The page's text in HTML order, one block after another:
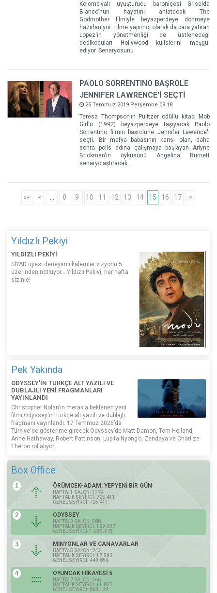
Kolombiyalı uyuşturucu baroniçesi Griselda
Blanco'nun hayatını anlatacak The
Godmother filmiyle beyazperdeye dönmeye
hazırlanıyor. Filme yapımcı olarak da para yatıran
Lopez'in yönetmenliği de üstleneceği
dedikoduları Hollywood kulislerini meşgul
ediyor. Senaryosunu
PAOLO SORRENTINO BAŞROLE
JENNIFER LAWRENCE'İ SEÇTİ
25 Temmuz 2019 Perşembe 09:18
Teresa Thompson'ın Pulitzer ödüllü kitabı Mob
Girl'ü (1992) beyazperdeye taşıyacak Paolo
Sorrentino filmin başrolüne Jennifer Lawence'i
seçti. Bir mafya babasının karısı olan, daha
sonra polis adına çalışmaya başlayan Arlyne
Brickman'ın öyküsünü Angelina Burnett
senaryolaştıracak.
«« « 8 9 10 11 12 13 14 15 16 17 »
Yıldızlı Pekiyi
YILDIZLI PEKİYİ
SİYAD üyesi deneyimli kalemler vizyonu 5
üzerinden notluyor... Yıldızlı Pekiyi, her hafta
sizinle!
Pek Yakında
ODYSSEY'İN TÜRKÇE ALT YAZILI VE
DUBLAJLI YENİ FRAGMANLARI
YAYINLANDI
Christopher Nolan’ın merakla beklenen yeni
filmi Odyssey'in Türkçe alt yazılı ve dublajlı
fragmanı yayınlandı. 17 Temmuz 2026’da
Türkiye'de gösterime girecek Odyssey’de Matt Damon, Tom Holland,
Anne Hathaway, Robert Pattinson, Lupita Nyong’o, Zendaya ve Charlize
Theron rol alıyor.
Box Office
1 ÖRÜMCEK-ADAM: YEPYENİ BİR GÜN
HAFTA: 1 SALON: 1174
HAFTALIK SEYİRCİ: 725.411
GENEL SEYİRCİ: 725.411
2 ODYSSEY
HAFTA: 3 SALON: 588
HAFTALIK SEYİRCİ: 129.337
GENEL SEYİRCİ: 1.039.973
3 MİNYONLAR VE CANAVARLAR
HAFTA: 5 SALON: 243
HAFTALIK SEYİRCİ: 17.502
GENEL SEYİRCİ: 440.896
4 OYUNCAK HİKAYESİ 5
HAFTA: 7 SALON: 166
HAFTALIK SEYİRCİ: 11.822
GENEL SEYİRCİ: 860.124